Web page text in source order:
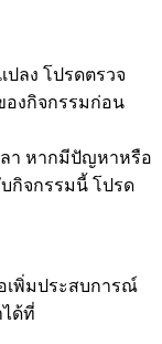
ปลง โปรดตรวจ
องกิจกรรมก่อน
า หากมีปัญหาหรือ
กิจกรรมนี้ โปรด
เพิ่มประสบการณ์
ด้ที่